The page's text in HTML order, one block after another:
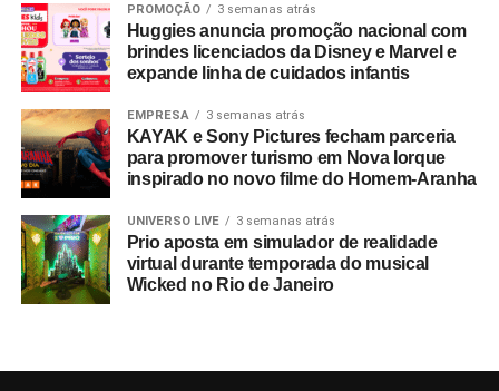
figurando o Brasil entre os dez principais mercados
globais consumidores da modalidade.
A relevância das experiências esportivas de grande porte
exige planejamento de longo prazo, com marcas já
estruturando ações voltadas para a Copa do Mundo de
2030, que terá partidas distribuídas entre Espanha,
Entre as sedes, o governo do Marrocos antecipou
investimentos por meio do programaAirports 2030
focado em expandir a capacidade para 80 milhões de
PROMOÇÃO 3 semanas atrás
Huggies anuncia promoção nacional com
brindes licenciados da Disney e Marvel e
expande linha de cuidados infantis
EMPRESA 3 semanas atrás
KAYAK e Sony Pictures fecham parceria
para promover turismo em Nova Iorque
inspirado no novo filme do Homem-Aranha
UNIVERSO LIVE 3 semanas atrás
Prio aposta em simulador de realidade
virtual durante temporada do musical
Wicked no Rio de Janeiro